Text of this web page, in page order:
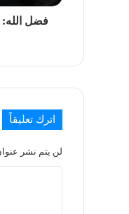
فضل الله:
اترك تعليقاً
لن يتم نشر